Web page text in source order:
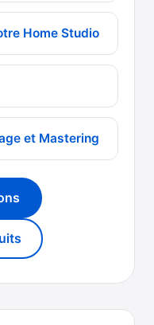
Home Studio
et Mastering